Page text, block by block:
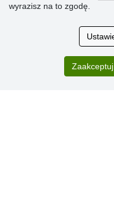
» Dlaczego należy się
klientów
wyrazisz na to zgodę.